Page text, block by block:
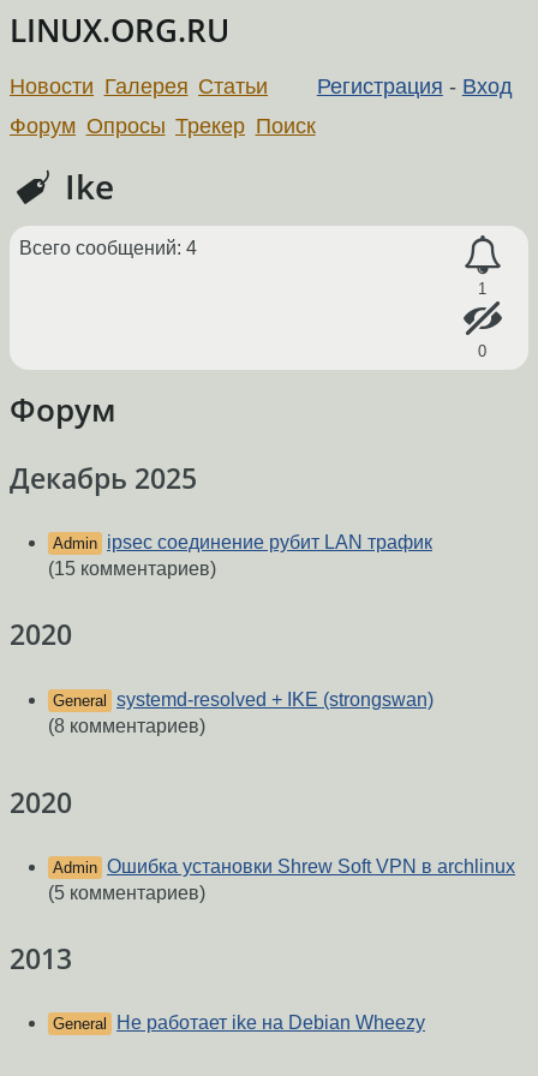
LINUX.ORG.RU
Регистрация - Вход
Новости Галерея Статьи
Форум Опросы Трекер Поиск
Ike
1
0
Всего сообщений: 4
Форум
Декабрь 2025
Admin ipsec соединение рубит LAN трафик
(15 комментариев)
2020
General systemd-resolved + IKE (strongswan)
(8 комментариев)
2020
Admin Ошибка установки Shrew Soft VPN в archlinux
(5 комментариев)
2013
General Не работает ike на Debian Wheezy